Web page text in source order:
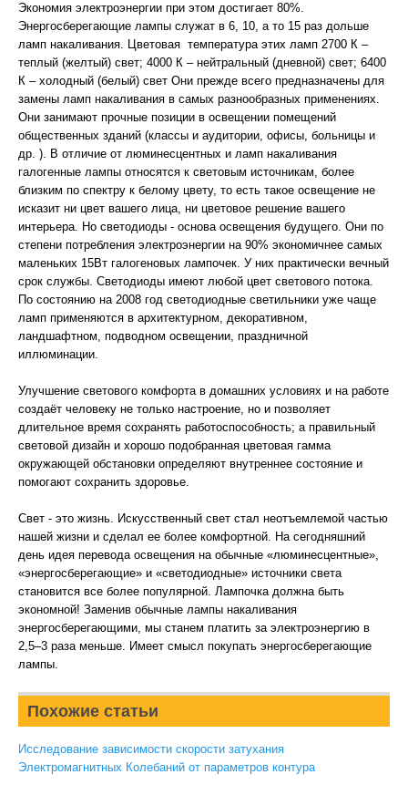
Экономия электроэнергии при этом достигает 80%.
Энергосберегающие лампы служат в 6, 10, а то 15 раз дольше
ламп накаливания. Цветовая температура этих ламп 2700 К –
теплый (желтый) свет; 4000 К – нейтральный (дневной) свет; 6400
К – холодный (белый) свет Они прежде всего предназначены для
замены ламп накаливания в самых разнообразных применениях.
Они занимают прочные позиции в освещении помещений
общественных зданий (классы и аудитории, офисы, больницы и
др. ). В отличие от люминесцентных и ламп накаливания
галогенные лампы относятся к световым источникам, более
близким по спектру к белому цвету, то есть такое освещение не
исказит ни цвет вашего лица, ни цветовое решение вашего
интерьера. Но светодиоды - основа освещения будущего. Они по
степени потребления электроэнергии на 90% экономичнее самых
маленьких 15Вт галогеновых лампочек. У них практически вечный
срок службы. Светодиоды имеют любой цвет светового потока.
По состоянию на 2008 год светодиодные светильники уже чаще
ламп применяются в архитектурном, декоративном,
ландшафтном, подводном освещении, праздничной
иллюминации.
Улучшение светового комфорта в домашних условиях и на работе
создаёт человеку не только настроение, но и позволяет
длительное время сохранять работоспособность; а правильный
световой дизайн и хорошо подобранная цветовая гамма
окружающей обстановки определяют внутреннее состояние и
помогают сохранить здоровье.
Свет - это жизнь. Искусственный свет стал неотъемлемой частью
нашей жизни и сделал ее более комфортной. На сегодняшний
день идея перевода освещения на обычные «люминесцентные»,
«энергосберегающие» и «светодиодные» источники света
становится все более популярной. Лампочка должна быть
экономной! Заменив обычные лампы накаливания
энергосберегающими, мы станем платить за электроэнергию в
2,5–3 раза меньше. Имеет смысл покупать энергосберегающие
лампы.
Похожие статьи
Исследование зависимости скорости затухания
Электромагнитных Колебаний от параметров контура